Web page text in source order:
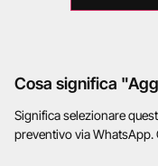
Cosa significa
Significa selezionare
preventivo via WhatsApp.